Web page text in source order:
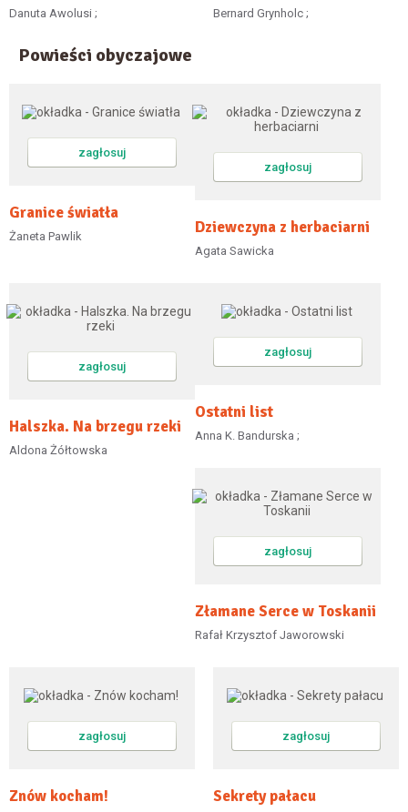
Danuta Awolusi ; Bernard Grynholc ;
Powieści obyczajowe
zagłosuj
Granice światła
Żaneta Pawlik
zagłosuj
Dziewczyna z herbaciarni
Agata Sawicka
zagłosuj
Halszka. Na brzegu rzeki
Aldona Żółtowska
zagłosuj
Ostatni list
Anna K. Bandurska ;
zagłosuj
Złamane Serce w Toskanii
Rafał Krzysztof Jaworowski
zagłosuj
Znów kocham!
zagłosuj
Sekrety pałacu